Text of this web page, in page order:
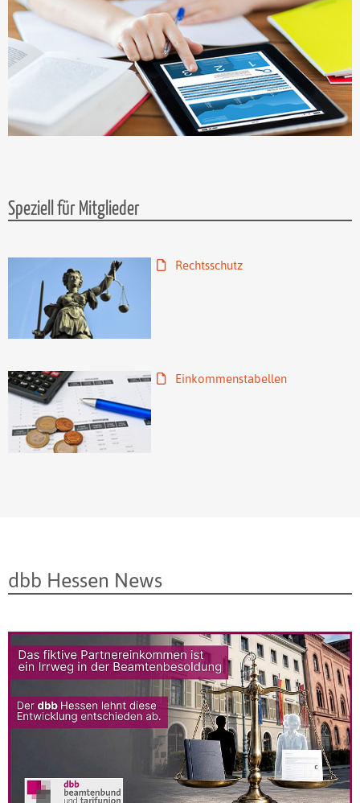
Speziell für Mitglieder
Rechtsschutz
Einkommenstabellen
dbb Hessen News